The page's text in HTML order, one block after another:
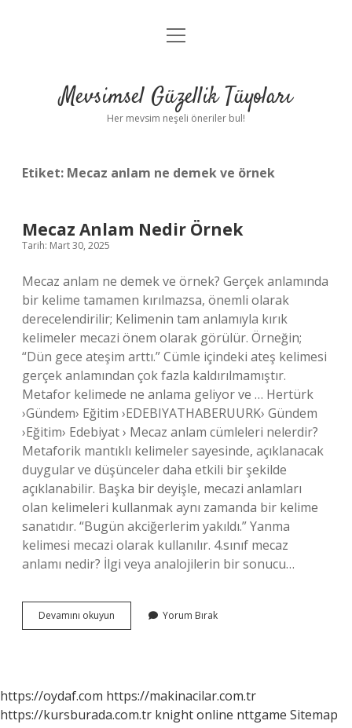
Anasayfa
Yasal Uyarı
menüyü
Mevsimsel Güzellik Tüyoları
Her mevsim neşeli öneriler bul!
Etiket: Mecaz anlam ne demek ve örnek
Mecaz Anlam Nedir Örnek
Tarih: Mart 30, 2025
Mecaz anlam ne demek ve örnek? Gerçek anlamında
bir kelime tamamen kırılmazsa, önemli olarak
derecelendirilir; Kelimenin tam anlamıyla kırık
kelimeler mecazi önem olarak görülür. Örneğin;
“Dün gece ateşim arttı.” Cümle içindeki ateş kelimesi
gerçek anlamından çok fazla kaldırılmamıştır.
Metafor kelimede ne anlama geliyor ve … Hertürk
›Gündem› Eğitim ›EDEBIYATHABERUURK› Gündem
›Eğitim› Edebiyat › Mecaz anlam cümleleri nelerdir?
Metaforik mantıklı kelimeler sayesinde, açıklanacak
duygular ve düşünceler daha etkili bir şekilde
açıklanabilir. Başka bir deyişle, mecazi anlamları
olan kelimeleri kullanmak aynı zamanda bir kelime
sanatıdır. “Bugün akciğerlerim yakıldı.” Yanma
kelimesi mecazi olarak kullanılır. 4.sınıf mecaz
anlamı nedir? İlgi veya analojilerin bir sonucu…
Devamını okuyun
Anlam
Yorum Bırak
https://oydaf.com https://makinacilar.com.tr
https://kursburada.com.tr knight online nttgame Sitemap